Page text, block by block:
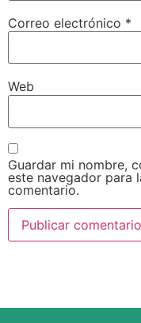
Correo electrónico *
Web
Guardar mi nombre,
este navegador para
comentario.